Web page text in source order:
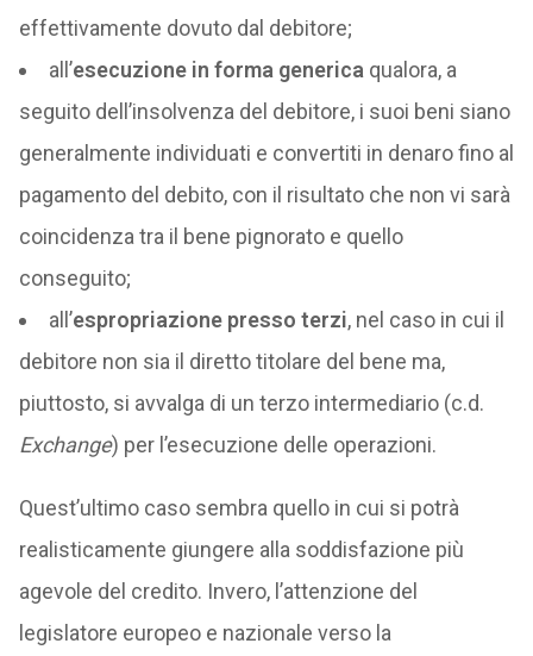
effettivamente dovuto dal debitore;
all’esecuzione in forma generica qualora, a
seguito dell’insolvenza del debitore, i suoi beni siano
generalmente individuati e convertiti in denaro fino al
pagamento del debito, con il risultato che non vi sarà
coincidenza tra il bene pignorato e quello
conseguito;
all’espropriazione presso terzi, nel caso in cui il
debitore non sia il diretto titolare del bene ma,
piuttosto, si avvalga di un terzo intermediario (c.d.
Exchange) per l’esecuzione delle operazioni.
Quest’ultimo caso sembra quello in cui si potrà
realisticamente giungere alla soddisfazione più
agevole del credito. Invero, l’attenzione del
legislatore europeo e nazionale verso la